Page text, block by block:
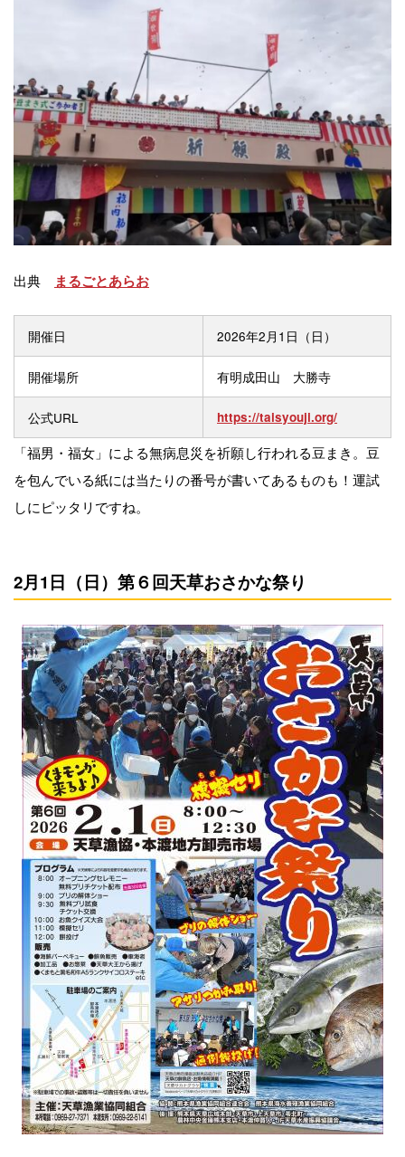
出典 まるごとあらお
開催日 2026年2月1日（日）
開催場所 有明成田山 大勝寺
公式URL https://taisyouji.org/
「福男・福女」による無病息災を祈願し行われる豆まき。豆
を包んでいる紙には当たりの番号が書いてあるものも！運試
しにピッタリですね。
2月1日（日）第６回天草おさかな祭り